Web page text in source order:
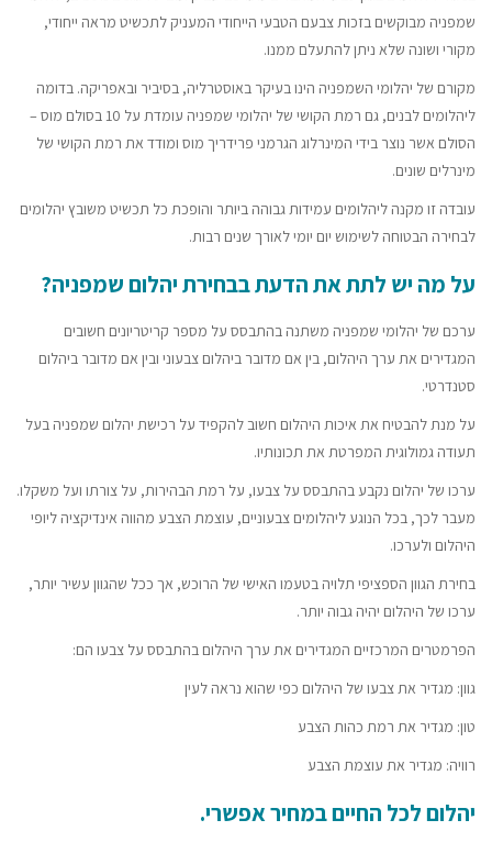
שמפניה מבוקשים בזכות צבעם הטבעי הייחודי המעניק לתכשיט מראה ייחודי,
מקורי ושונה שלא ניתן להתעלם ממנו.
מקורם של יהלומי השמפניה הינו בעיקר באוסטרליה, בסיביר ובאפריקה. בדומה
ליהלומים לבנים, גם רמת הקושי של יהלומי שמפניה עומדת על 10 בסולם מוס –
הסולם אשר נוצר בידי המינרלוג הגרמני פרידריך מוס ומודד את רמת הקושי של
מינרלים שונים.
עובדה זו מקנה ליהלומים עמידות גבוהה ביותר והופכת כל תכשיט משובץ יהלומים
לבחירה הבטוחה לשימוש יום יומי לאורך שנים רבות.
על מה יש לתת את הדעת בבחירת יהלום שמפניה?
ערכם של יהלומי שמפניה משתנה בהתבסס על מספר קריטריונים חשובים
המגדירים את ערך היהלום, בין אם מדובר ביהלום צבעוני ובין אם מדובר ביהלום
סטנדרטי.
על מנת להבטיח את איכות היהלום חשוב להקפיד על רכישת יהלום שמפניה בעל
תעודה גמולוגית המפרטת את תכונותיו.
ערכו של יהלום נקבע בהתבסס על צבעו, על רמת הבהירות, על צורתו ועל משקלו.
מעבר לכך, בכל הנוגע ליהלומים צבעוניים, עוצמת הצבע מהווה אינדיקציה ליופי
היהלום ולערכו.
בחירת הגוון הספציפי תלויה בטעמו האישי של הרוכש, אך ככל שהגוון עשיר יותר,
ערכו של היהלום יהיה גבוה יותר.
הפרמטרים המרכזיים המגדירים את ערך היהלום בהתבסס על צבעו הם:
גוון: מגדיר את צבעו של היהלום כפי שהוא נראה לעין
טון: מגדיר את רמת כהות הצבע
רוויה: מגדיר את עוצמת הצבע
יהלום לכל החיים במחיר אפשרי.